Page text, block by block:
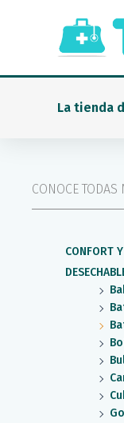
contenido
La tienda
CONOCE TODAS
CONFORT